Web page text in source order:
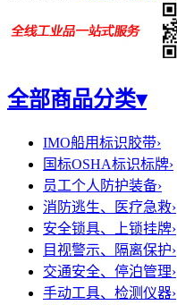
全部商品分类▾
IMO船用标识胶带›
国标OSHA标识标牌›
员工个人防护装备›
消防逃生、医疗急救›
安全锁具、上锁挂牌›
目视警示、隔离保护›
交通安全、停泊管理›
手动工具、检测仪器›